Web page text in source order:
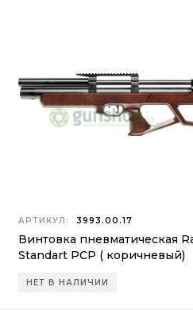
АРТИКУЛ: 3993.00.17
Винтовка пневматическая
Standart PCP ( коричневый)
НЕТ В НАЛИЧИИ